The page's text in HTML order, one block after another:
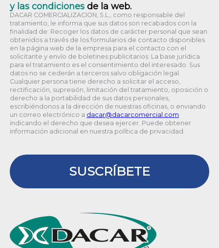
y las condiciones de la web.
DACAR COMERCIALIZACION, S.L., como responsable del
tratamiento, le informa que sus datos son recabados con la
finalidad de: Recoger los datos de carácter personal que sean
obtenidos a través de los formularios de contacto disponibles
en la página web de la empresa para el contacto con el
solicitante y envío de boletines publicitarios. La base jurídica
para el tratamiento es el consentimiento del interesado. Sus
datos no se cederán a terceros salvo obligación legal.
Cualquier persona tiene derecho a solicitar el acceso,
rectificación, supresión, limitación del tratamiento, oposición o
derecho a la portabilidad de sus datos personales,
escribiéndonos a la dirección de nuestras oficinas, o enviando
un correo electrónico a
moc.laicremocracad
@racad
indicando el derecho que desea ejercer. Puede obtener
información adicional en nuestra política de privacidad.
SUSCRÍBETE